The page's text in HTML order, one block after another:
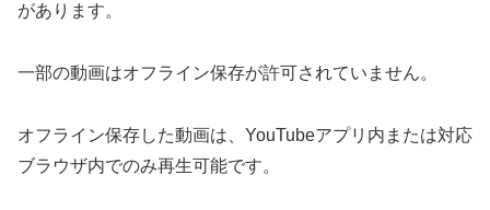
があります。
一部の動画はオフライン保存が許可されていません。
オフライン保存した動画は、YouTubeアプリ内または対応
ブラウザ内でのみ再生可能です。